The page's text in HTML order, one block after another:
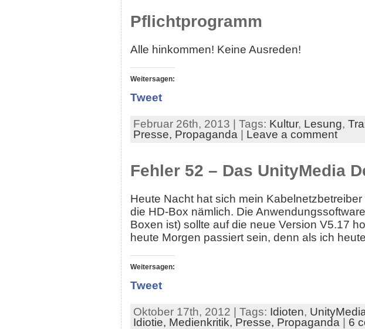
Pflichtprogramm
Alle hinkommen! Keine Ausreden!
Weitersagen:
Tweet
Februar 26th, 2013 | Tags: Kultur, Lesung,
Presse, Propaganda | Leave a comment
Fehler 52 – Das UnityMedia
Heute Nacht hat sich mein
die HD-Box nämlich. Die
Boxen ist) sollte auf die neue Version V5.17
heute Morgen passiert sein, denn als ich
Weitersagen:
Tweet
Oktober 17th, 2012 | Tags: Idioten,
Idiotie, Medienkritik,Presse, Propaganda | 6